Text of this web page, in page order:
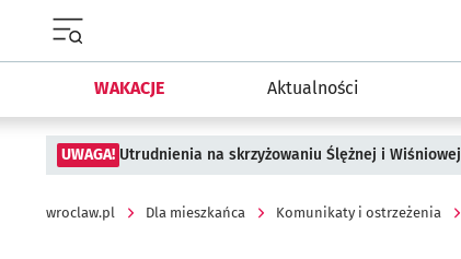
WAKACJE Aktualności
UWAGA! Utrudnienia na skrzyżowaniu Ślężnej i Wiśniowej
wroclaw.pl Dla mieszkańca Komunikaty i ostrzeżenia